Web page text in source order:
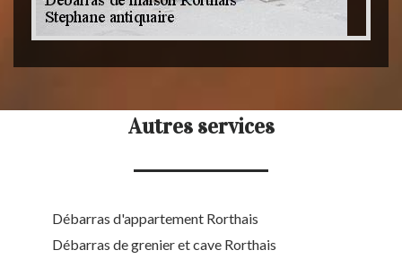
Autres services
Débarras d'appartement Rorthais
Débarras de grenier et cave Rorthais